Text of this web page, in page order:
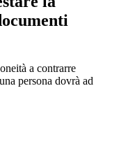
a contrarre
persona dovrà ad